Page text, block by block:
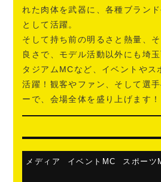
れた肉体を武器に、各種ブラン
として活躍。
そして持ち前の明るさと熱量、
良さで、モデル活動以外にも埼
タジアムMCなど、イベントやス
活躍！観客やファン、そして選
ーで、会場全体を盛り上げます！
メディア イベントMC スポーツ